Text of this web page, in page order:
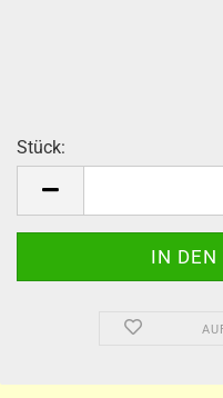
Stück: